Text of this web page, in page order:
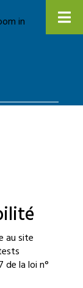
au site
de la loi n°